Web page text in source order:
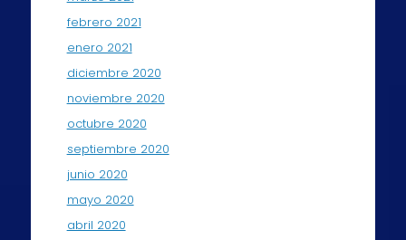
febrero 2021
enero 2021
diciembre 2020
noviembre 2020
octubre 2020
septiembre 2020
junio 2020
mayo 2020
abril 2020